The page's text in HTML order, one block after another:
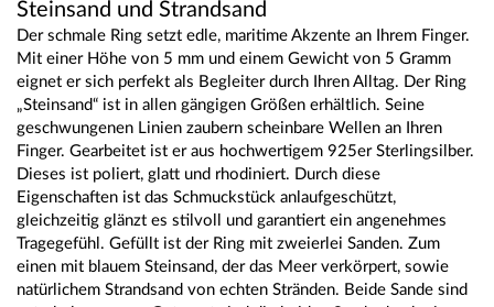
Steinsand und Strandsand
Der schmale Ring setzt edle, maritime Akzente an Ihrem Finger.
Mit einer Höhe von 5 mm und einem Gewicht von 5 Gramm
eignet er sich perfekt als Begleiter durch Ihren Alltag. Der Ring
„Steinsand“ ist in allen gängigen Größen erhältlich. Seine
geschwungenen Linien zaubern scheinbare Wellen an Ihren
Finger. Gearbeitet ist er aus hochwertigem 925er Sterlingsilber.
Dieses ist poliert, glatt und rhodiniert. Durch diese
Eigenschaften ist das Schmuckstück anlaufgeschützt,
gleichzeitig glänzt es stilvoll und garantiert ein angenehmes
Tragegefühl. Gefüllt ist der Ring mit zweierlei Sanden. Zum
einen mit blauem Steinsand, der das Meer verkörpert, sowie
natürlichem Strandsand von echten Stränden. Beide Sande sind